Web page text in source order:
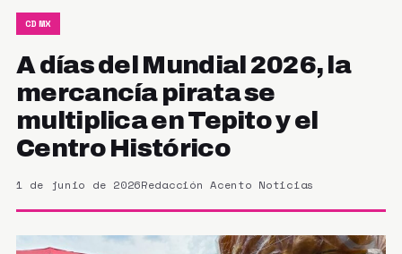
CDMX
A días del Mundial 2026, la
mercancía pirata se
multiplica en Tepito y el
Centro Histórico
1 de junio de 2026Redacción Acento Noticias